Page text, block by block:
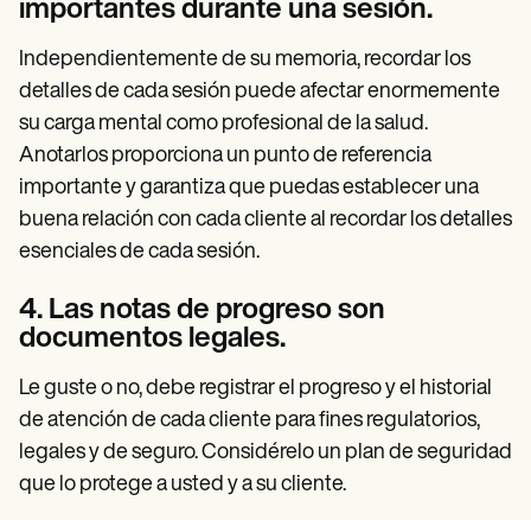
importantes durante una sesión.
Independientemente de su memoria, recordar los
detalles de cada sesión puede afectar enormemente
su carga mental como profesional de la salud.
Anotarlos proporciona un punto de referencia
importante y garantiza que puedas establecer una
buena relación con cada cliente al recordar los detalles
esenciales de cada sesión.
4. Las notas de progreso son
documentos legales.
Le guste o no, debe registrar el progreso y el historial
de atención de cada cliente para fines regulatorios,
legales y de seguro. Considérelo un plan de seguridad
que lo protege a usted y a su cliente.